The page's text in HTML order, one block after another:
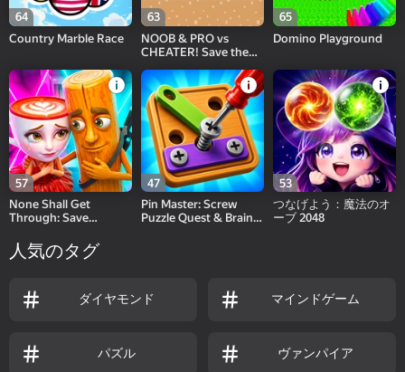
64
Country Marble Race
63
NOOB & PRO vs
CHEATER! Save the
65
Domino Playground
57
None Shall Get
Through: Save
47
Pin Master: Screw
Puzzle Quest & Brain
53
つなげよう：魔法のオ
ーブ 2048
人気のタグ
ダイヤモンド マインドゲーム
パズル ヴァンパイア